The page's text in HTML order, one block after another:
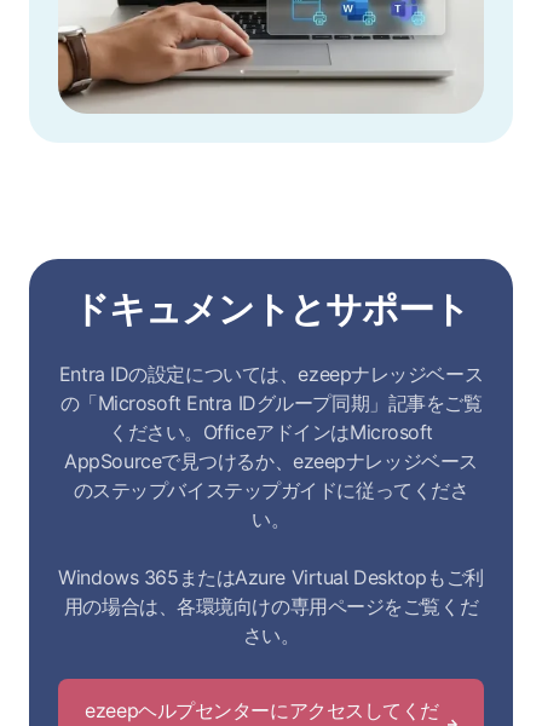
ドキュメントとサポート
Entra IDの設定については、ezeepナレッジベース
の「Microsoft Entra IDグループ同期」記事をご覧
ください。OfficeアドインはMicrosoft
AppSourceで見つけるか、ezeepナレッジベース
のステップバイステップガイドに従ってくださ
い。
Windows 365またはAzure Virtual Desktopもご利
用の場合は、各環境向けの専用ページをご覧くだ
さい。
ezeepヘルプセンターにアクセスしてくだ